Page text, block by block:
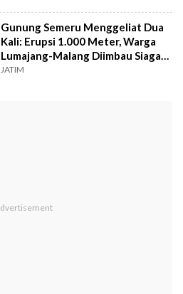
Gunung Semeru Menggeliat Dua
Kali: Erupsi 1.000 Meter, Warga
Lumajang-Malang Diimbau Siaga
Level III
JATIM